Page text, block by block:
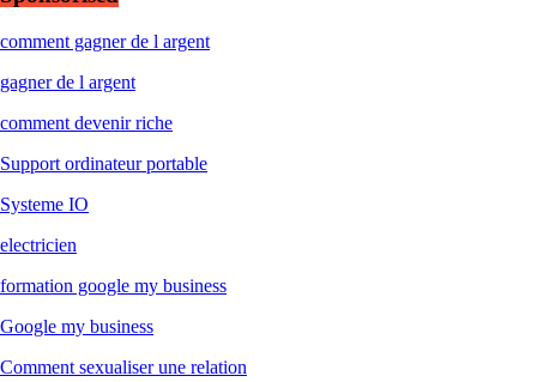
comment gagner de l argent
gagner de l argent
comment devenir riche
Support ordinateur portable
Systeme IO
electricien
formation google my business
Google my business
Comment sexualiser une relation